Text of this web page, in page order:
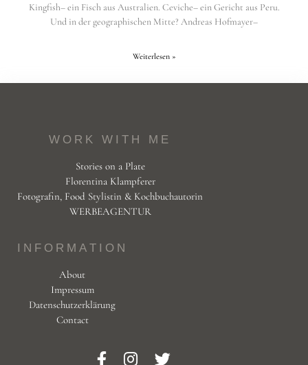
Kingfish– ein Fisch aus Australien. Ceviche– ein Gericht aus Peru.
Und in der geographischen Mitte? Andreas Hofmayer–
Weiterlesen »
WORK WITH ME
Stories on a Plate
Florentina Klampferer
Fotografin, Food Stylistin & Kochbuchautorin
WERBEAGENTUR
INFORMATION
About
Impressum
Datenschutzerklärung
Contact